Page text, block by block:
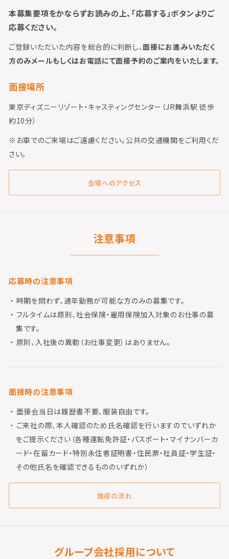
本募集要項をかならずお読みの上、「応募する」ボタンよりご
応募ください。
ご登録いただいた内容を総合的に判断し、面接にお進みいただく
方のみメールもしくはお電話にて面接予約のご案内をいたします。
面接場所
東京ディズニーリゾート・キャスティングセンター（JR舞浜駅 徒歩
約10分）
※お車でのご来場はご遠慮ください。公共の交通機関をご利用くだ
さい。
会場へのアクセス
注意事項
応募時の注意事項
時期を問わず、通年勤務が可能な方のみの募集です。
フルタイムは原則、社会保険・雇用保険加入対象のお仕事の募
集です。
原則、入社後の異動（お仕事変更）はありません。
面接時の注意事項
面接会当日は履歴書不要、服装自由です。
ご来社の際、本人確認のため氏名確認を行いますのでいずれか
をご提示ください（各種運転免許証・パスポート・マイナンバーカ
ード・在留カード・特別永住者証明書・住民票・社員証・学生証・
その他氏名を確認できるもののいずれか）
面接の流れ
グループ会社採用について